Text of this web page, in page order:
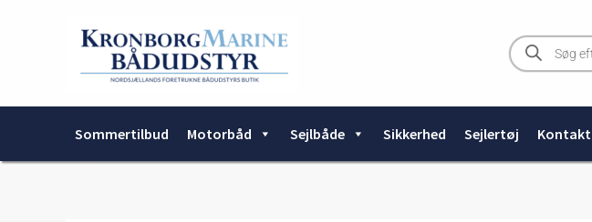
Products
search
Sommertilbud Motorbåd Sejlbåde Sikkerhed Sejlertøj Kontakt